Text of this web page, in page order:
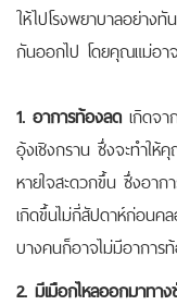
ให้ไปโรงพยาบาลอย่าง
กันออกไป โดยคุณแม่อา
1. อาการท้องลด เกิดจ
อุ้งเชิงกราน ซึ่งจะทำใ
หายใจสะดวกขึ้น ซึ่งอาก
เกิดขึ้นไม่กี่สัปดาห์ก่อน
บางคนก็อาจไม่มีอาการ
2. มีเมือกไหลออกมาทา